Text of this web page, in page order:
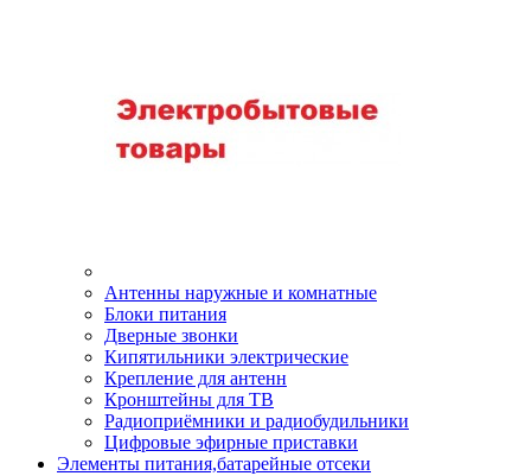
Антенны наружные и комнатные
Блоки питания
Дверные звонки
Кипятильники электрические
Крепление для антенн
Кронштейны для ТВ
Радиоприёмники и радиобудильники
Цифровые эфирные приставки
Элементы питания,батарейные отсеки